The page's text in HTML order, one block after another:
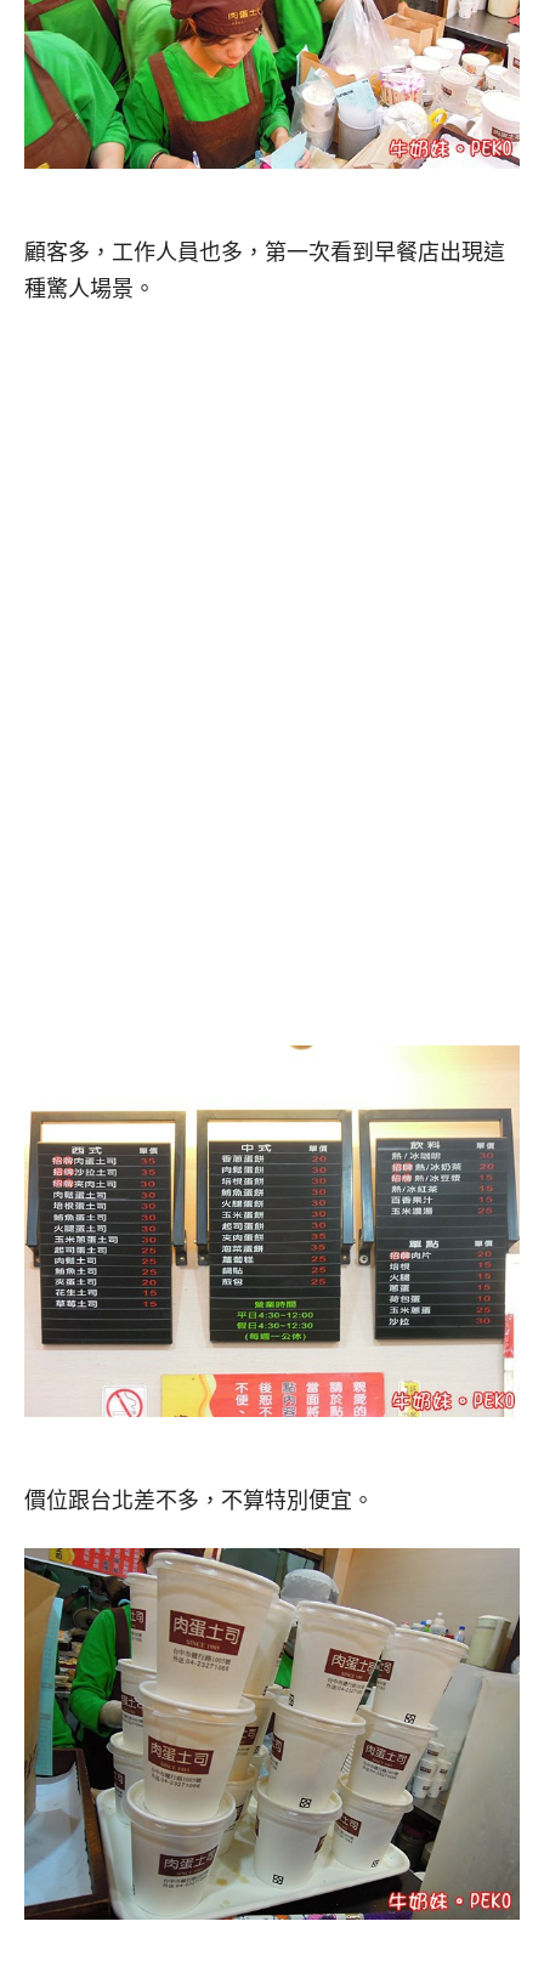
顧客多，工作人員也多，第一次看到早餐店出現這
種驚人場景。
價位跟台北差不多，不算特別便宜。